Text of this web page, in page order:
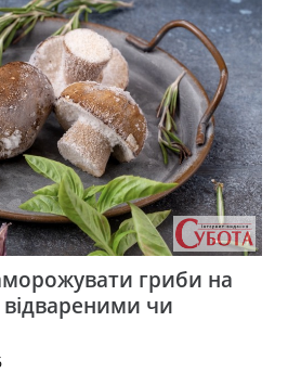
гриби на
чи